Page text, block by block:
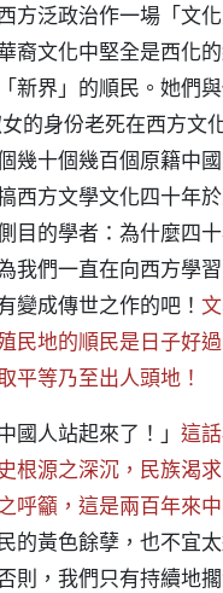
方泛政治作一場「文
裔文化中堅全是西化
界」的順民。她們
的身份老死在西方文
幾十個幾百個原籍中
西方文學文化四十年
目的學者：為什麼四
我們一直在向西方學
變成傳世之作的吧！
民地的順民是日子好
平等乃至出人頭地！
人站起來了！」 這
根源之深沉，民族渴
呼籲，這是兩百年來
的黃色餘孽，也不宜
則，我們只有持續地